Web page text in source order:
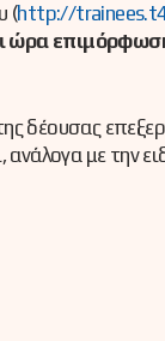
(http://
ώρα
δέουσας
με την